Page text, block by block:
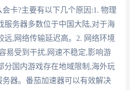
卡?主要有以下几个原因:1. 物理
服务器多数位于中国大陆,对于海
远,网络传输延迟高。2. 网络环境
易受到干扰,网速不稳定,影响游
分国内游戏存在地域限制,海外玩
器。番茄加速器可以有效解决